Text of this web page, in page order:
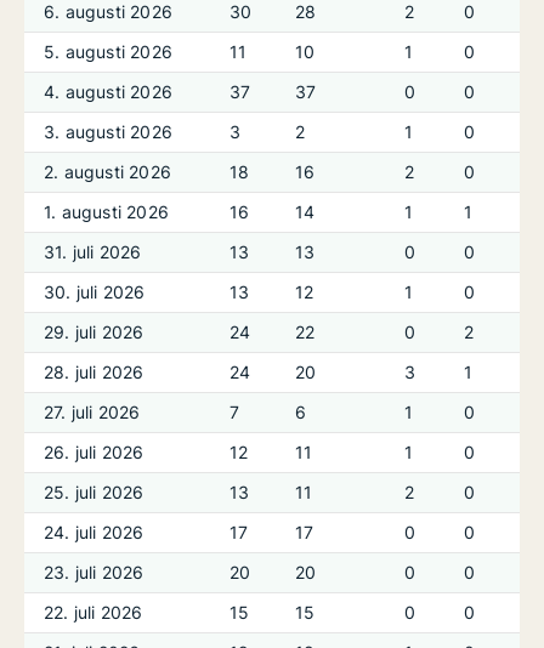
6. augusti 2026
30 28 2
0
5. augusti 2026
11 10 1
0
4. augusti 2026
37 37 0
0
3. augusti 2026
3 2 1
0
2. augusti 2026
18 16 2
0
1. augusti 2026
16 14 1
1
31. juli 2026
13 13 0
0
30. juli 2026
13 12 1
0
29. juli 2026
24 22 0
2
28. juli 2026
24 20 3
1
27. juli 2026
7 6 1
0
26. juli 2026
12 11 1
0
25. juli 2026
13 11 2
0
24. juli 2026
17 17 0
0
23. juli 2026
20 20 0
0
22. juli 2026
15 15 0
0